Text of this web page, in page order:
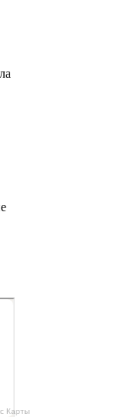
Карты